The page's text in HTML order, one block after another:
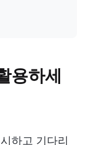
용하세
하고 기다리